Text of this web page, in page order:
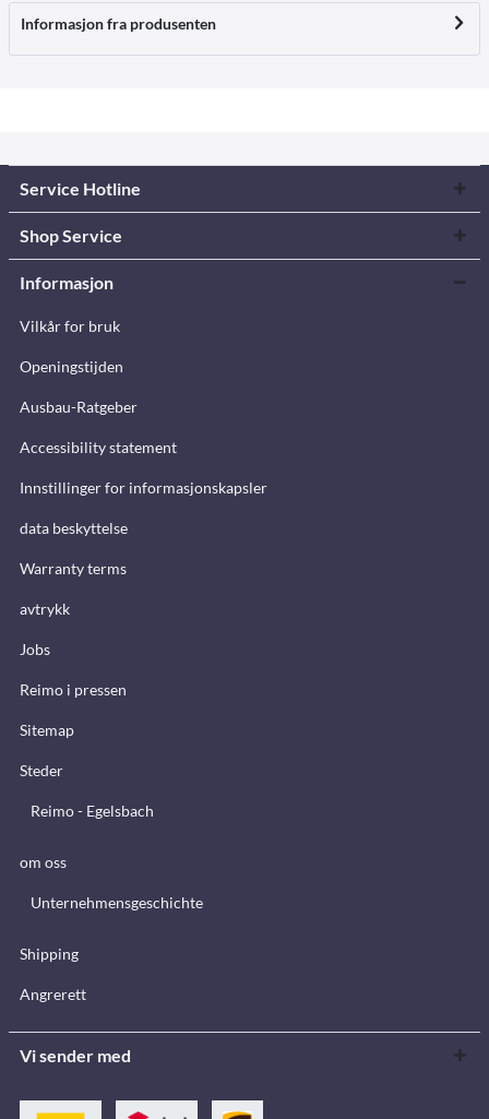
Informasjon fra produsenten
Service Hotline
Shop Service
Informasjon
Vilkår for bruk
Openingstijden
Ausbau-Ratgeber
Accessibility statement
Innstillinger for informasjonskapsler
data beskyttelse
Warranty terms
avtrykk
Jobs
Reimo i pressen
Sitemap
Steder
Reimo - Egelsbach
om oss
Unternehmensgeschichte
Shipping
Angrerett
Vi sender med